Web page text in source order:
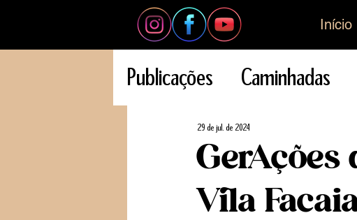
Início
Publicações Caminhadas
GerAções de noivas
Orçamento Participativo
GerAções
Vila
29 de jul. de 2024